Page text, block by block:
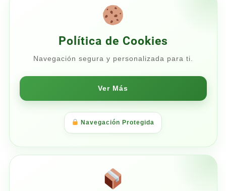
Política de Cookies
Navegación segura y personalizada para ti.
Ver Más
Navegación Protegida